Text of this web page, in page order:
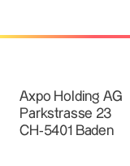
Axpo Holding AG
Parkstrasse 23
CH-5401 Baden